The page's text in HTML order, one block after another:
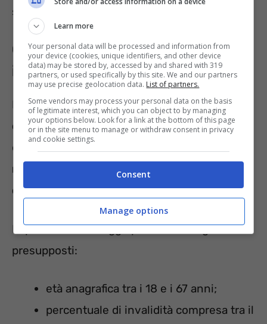
spetta
Quando spetta la pensione di
invalidità?
La Legge 104 è compatibile conla pensione
di invalidità. Tale erogazione viene concessa,
dall’INPS, in presenza di un determinato
requisito anagrafico, di una percentuale
d’invalidità e di un requisito reddituale.
In particolare, la legge prescrive i seguenti
presupposti:
età anagrafica tra i 18 e i 67 anni;
percentuale di invalidità compresa tra il
Learn more
Your personal data will be processed and information from
your device (cookies, unique identifiers, and other device
data) may be stored by, accessed by and shared with 319
partners, or used specifically by this site. We and our partners
may use precise geolocation data. List of partners.
Some vendors may process your personal data on the basis
of legitimate interest, which you can object to by managing
your options below. Look for a link at the bottom of this page
or in the site menu to manage or withdraw consent in privacy
and cookie settings.
Consent
Manage options